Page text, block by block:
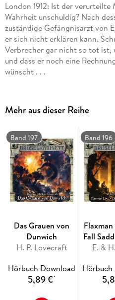
London 1912: Ist der
Wahrheit unschuldig? Nach
zuständige Gefängnisarzt von
er sich nicht erklären kann.
Verbrecher gar nicht so tot ist,
und dass er noch eine
wünscht . . .
Mehr aus dieser Reihe
Band 197
Das Grauen von
Dunwich
H. P. Lovecraft
Hörbuch Download
5,89 €*
Band 196
Fall
E. &
Hörbuch